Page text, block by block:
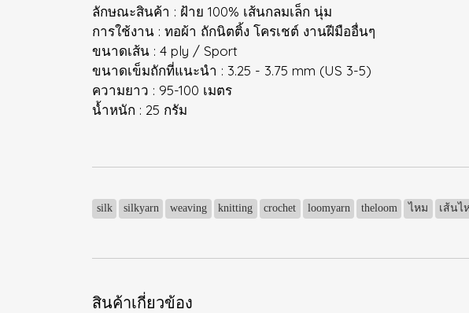
ลักษณะสินค้า : ฝ้าย 100% เส้นกลมเล็ก นุ่ม
การใช้งาน : ทอผ้า ถักนิตติ้ง โครเชต์ งานฝีมืออื่นๆ
ขนาดเส้น : 4 ply / Sport
ขนาดเข็มถักที่แนะนำ : 3.25 - 3.75 mm (US 3-5)
ความยาว : 95-100 เมตร
น้ำหนัก : 25 กรัม
silk silkyarn weaving knitting crochet loomyarn theloom ไหม เส้นไ
สินค้าเกี่ยวข้อง